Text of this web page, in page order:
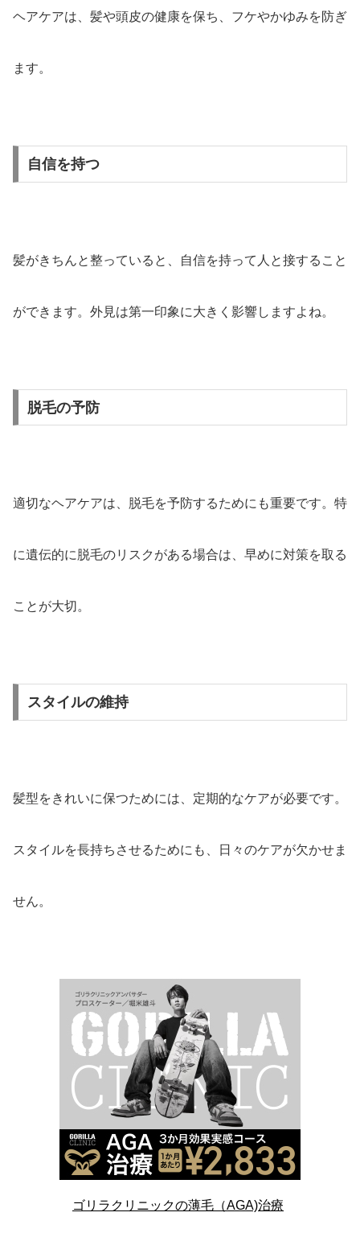
ヘアケアは、髪や頭皮の健康を保ち、フケやかゆみを防ぎ
ます。
自信を持つ
髪がきちんと整っていると、自信を持って人と接すること
ができます。外見は第一印象に大きく影響しますよね。
脱毛の予防
適切なヘアケアは、脱毛を予防するためにも重要です。特
に遺伝的に脱毛のリスクがある場合は、早めに対策を取る
ことが大切。
スタイルの維持
髪型をきれいに保つためには、定期的なケアが必要です。
スタイルを長持ちさせるためにも、日々のケアが欠かせま
せん。
ゴリラクリニックの薄毛（AGA)治療